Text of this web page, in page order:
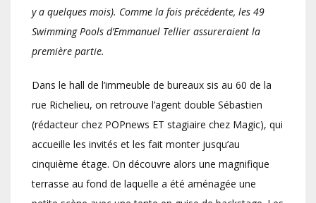
y a quelques mois). Comme la fois précédente, les 49
Swimming Pools d’Emmanuel Tellier assureraient la
première partie.
Dans le hall de l’immeuble de bureaux sis au 60 de la
rue Richelieu, on retrouve l’agent double Sébastien
(rédacteur chez POPnews ET stagiaire chez Magic), qui
accueille les invités et les fait monter jusqu’au
cinquième étage. On découvre alors une magnifique
terrasse au fond de laquelle a été aménagée une